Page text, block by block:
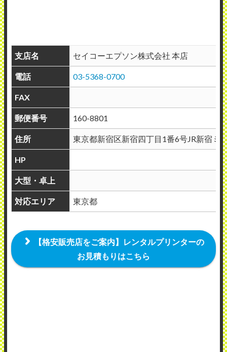
支店名 セイコーエプソン株式会社 本店
電話 03-5368-0700
FAX
郵便番号 160-8801
住所 東京都新宿区新宿四丁目1番6号JR新宿ミ
HP
大型・卓上
対応エリア 東京都
【格安販売店をご案内】レンタルプリンターの
お見積もりはこちら